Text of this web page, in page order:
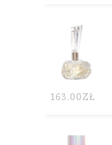
163.00ZŁ